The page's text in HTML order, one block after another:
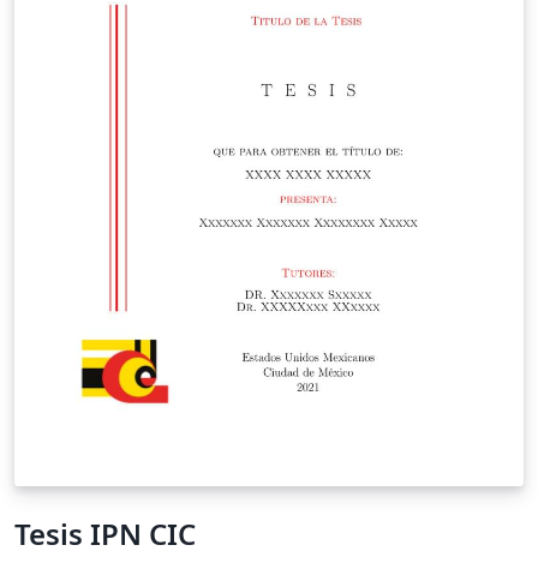
Tesis IPN CIC